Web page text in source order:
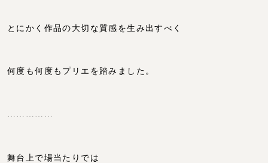
とにかく作品の大切な質感を生み出すべく
何度も何度もプリエを踏みました。
……………
舞台上で場当たりでは